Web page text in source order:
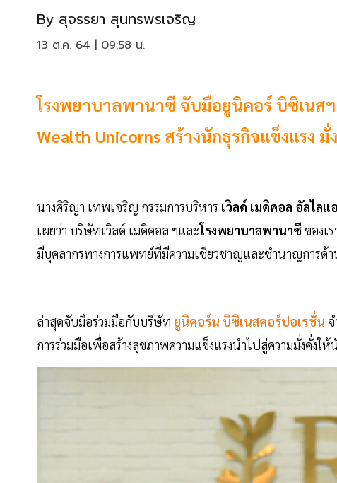
By สุจรรยา สุนทรพรเจริญ
13 ต.ค. 64 | 09:58 น.
โรงพยาบาลพานาซี จับมือยูนิคอร์ บิซิเนสฯ
Wealth Unicorns สร้างนักธุรกิจแข็งแรง
นางศิริญา เทพเจริญ กรรมการบริหาร เวิลด์ เมดิคอล อัลไล
เผยว่า บริษัทเวิลด์ เมดิคอล ฯและโรงพยาบาลพานาซีของเ
มีบุคลากรทางการแพทย์ที่มีความเชียวชาญและชำนาญการด้า
ล่าสุดจับมือร่วมมือกับบริษัท ยูนิคอร์น บิซิเนสคอร์ปอเรชั่น
การร่วมมือเพื่อสร้างสุขภาพความแข็งแรงนำไปสู่ความมั่งคั่งใ